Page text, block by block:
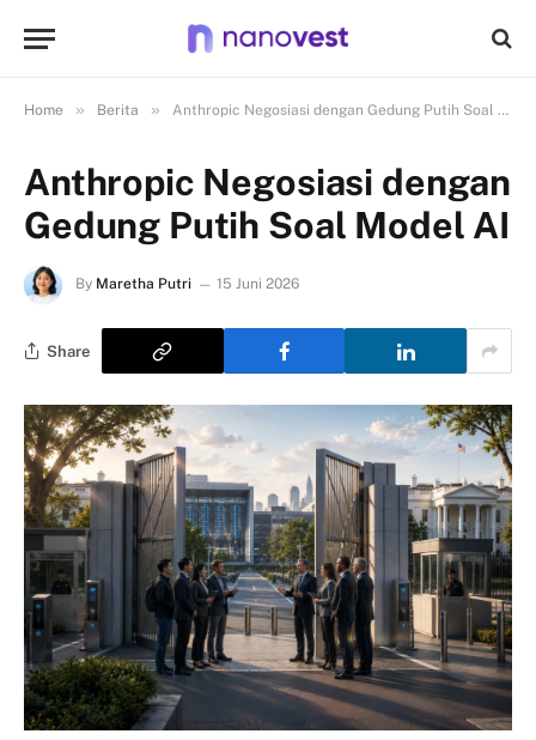
Home » Berita » Anthropic Negosiasi dengan Gedung Putih Soal Model AI
Anthropic Negosiasi dengan
Gedung Putih Soal Model AI
By Maretha Putri 15 Juni 2026
Share